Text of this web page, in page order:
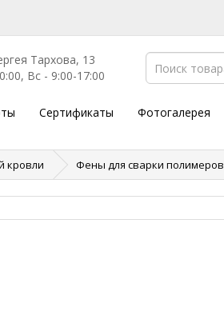
Тархова, 13
Вс - 9:00-17:00
Сертификаты Фотогалерея
кровли Фены для сварки полимеров